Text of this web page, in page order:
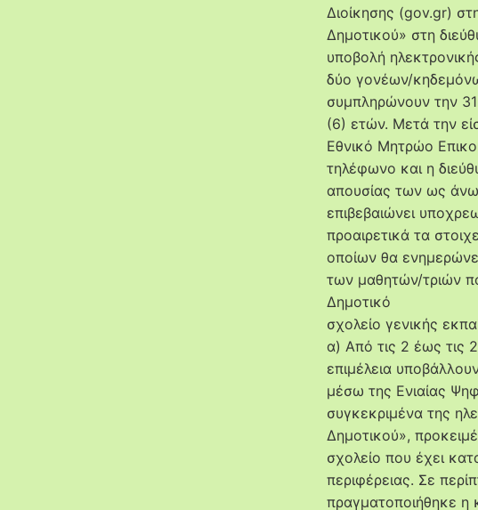
Διοίκησης (gov.gr)
Δημοτικού» στη
υποβολή
δύο γονέων/
συμπληρώνουν την
(6) ετών. Μετά την
Εθνικό Μητρώο
τηλέφωνο και η
απουσίας των ως άνω
επιβεβαιώνει
προαιρετικά τα
οποίων θα
των μαθητών/τριών
Δημοτικό
σχολείο γενικής
α) Από τις 2 έως τις
επιμέλεια
μέσω της Ενιαίας
συγκεκριμένα της
Δημοτικού»,
σχολείο που έχει
περιφέρειας. Σε
πραγματοποιήθηκε η